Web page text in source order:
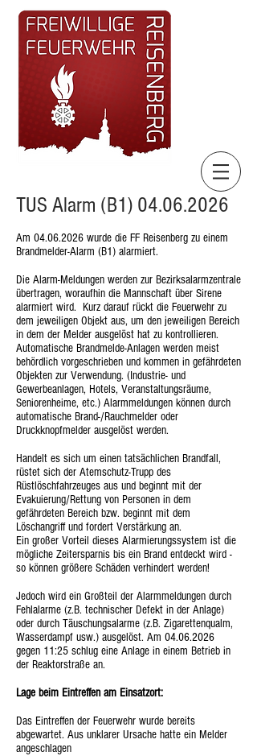
TUS Alarm (B1) 04.06.2026
Am 04.06.2026 wurde die FF Reisenberg zu einem
Brandmelder-Alarm (B1) alarmiert.
Die Alarm-Meldungen werden zur Bezirksalarmzentrale
übertragen, woraufhin die Mannschaft über Sirene
alarmiert wird. Kurz darauf rückt die Feuerwehr zu
dem jeweiligen Objekt aus, um den jeweiligen Bereich
in dem der Melder ausgelöst hat zu kontrollieren.
Automatische Brandmelde-Anlagen werden meist
behördlich vorgeschrieben und kommen in gefährdeten
Objekten zur Verwendung. (Industrie- und
Gewerbeanlagen, Hotels, Veranstaltungsräume,
Seniorenheime, etc.) Alarmmeldungen können durch
automatische Brand-/Rauchmelder oder
Druckknopfmelder ausgelöst werden.
Handelt es sich um einen tatsächlichen Brandfall,
rüstet sich der Atemschutz-Trupp des
Rüstlöschfahrzeuges aus und beginnt mit der
Evakuierung/Rettung von Personen in dem
gefährdeten Bereich bzw. beginnt mit dem
Löschangriff und fordert Verstärkung an.
Ein großer Vorteil dieses Alarmierungssystem ist die
mögliche Zeitersparnis bis ein Brand entdeckt wird -
so können größere Schäden verhindert werden!
Jedoch wird ein Großteil der Alarmmeldungen durch
Fehlalarme (z.B. technischer Defekt in der Anlage)
oder durch Täuschungsalarme (z.B. Zigarettenqualm,
Wasserdampf usw.) ausgelöst. Am 04.06.2026
gegen 11:25 schlug eine Anlage in einem Betrieb in
der Reaktorstraße an.
Lage beim Eintreffen am Einsatzort:
Das Eintreffen der Feuerwehr wurde bereits
abgewartet. Aus unklarer Ursache hatte ein Melder
angeschlagen